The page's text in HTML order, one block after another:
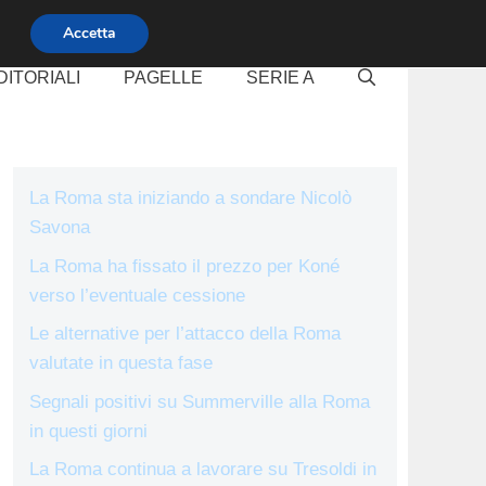
PAGELLE SERIE A
La Roma sta iniziando a sondare Nicolò
Savona
La Roma ha fissato il prezzo per Koné
verso l’eventuale cessione
Le alternative per l’attacco della Roma
valutate in questa fase
Segnali positivi su Summerville alla Roma
in questi giorni
La Roma continua a lavorare su Tresoldi in
Accetta